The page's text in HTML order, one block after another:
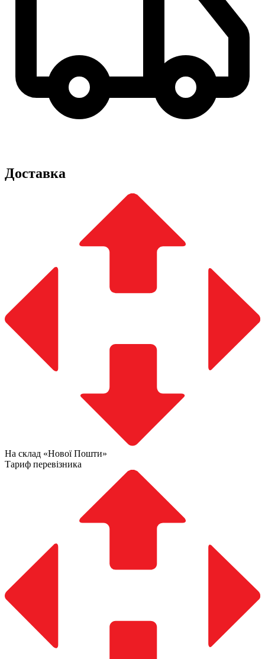
Доставка
На склад «Нової Пошти»
Тариф перевізника